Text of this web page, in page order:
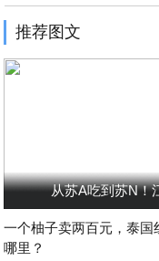
推荐图文
从苏A吃到苏N！
一个柚子卖两百元，泰
哪里？